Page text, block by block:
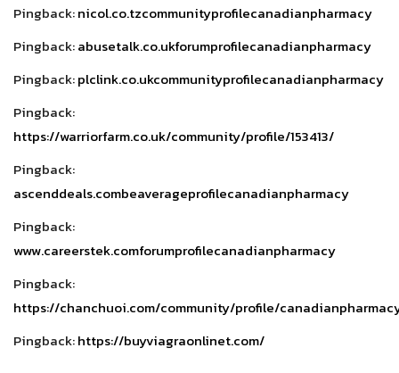
Pingback:nicol.co.tzcommunityprofilecanadianpharmacy
Pingback:abusetalk.co.ukforumprofilecanadianpharmacy
Pingback:plclink.co.ukcommunityprofilecanadianpharmacy
Pingback:
https://warriorfarm.co.uk/community/profile/153413/
Pingback:
ascenddeals.combeaverageprofilecanadianpharmacy
Pingback:
www.careerstek.comforumprofilecanadianpharmacy
Pingback:
https://chanchuoi.com/community/profile/
Pingback:https://buyviagraonlinet.com/